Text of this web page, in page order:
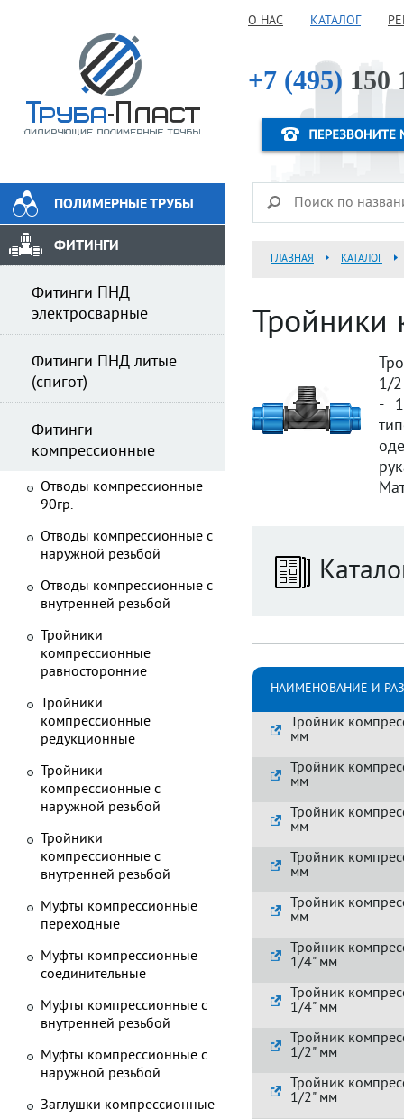
О НАС КАТАЛОГ
+7 (495) 150
ГЛАВНАЯ КАТАЛОГ
Тройники
1/
-
НАИМЕНОВАНИЕ И
Тройник
мм
Тройник
мм
Тройник
мм
Тройник
мм
Тройник
мм
Тройник
1/4" мм
Тройник
1/4" мм
Тройник
1/2" мм
Тройник
1/2" мм
ПОЛИМЕРНЫЕ ТРУБЫ
ФИТИНГИ
Фитинги ПНД
электросварные
Фитинги ПНД литые
(спигот)
Фитинги
компрессионные
Отводы компрессионные
90гр.
Отводы компрессионные с
наружной резьбой
Отводы компрессионные с
внутренней резьбой
Тройники
компрессионные
равносторонние
Тройники
компрессионные
редукционные
Тройники
компрессионные с
наружной резьбой
Тройники
компрессионные с
внутренней резьбой
Муфты компрессионные
переходные
Муфты компрессионные
соединительные
Муфты компрессионные с
внутренней резьбой
Муфты компрессионные с
наружной резьбой
Заглушки компрессионные